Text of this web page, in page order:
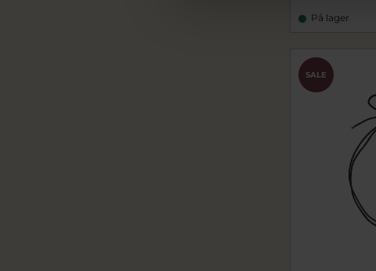
På lager
SALE